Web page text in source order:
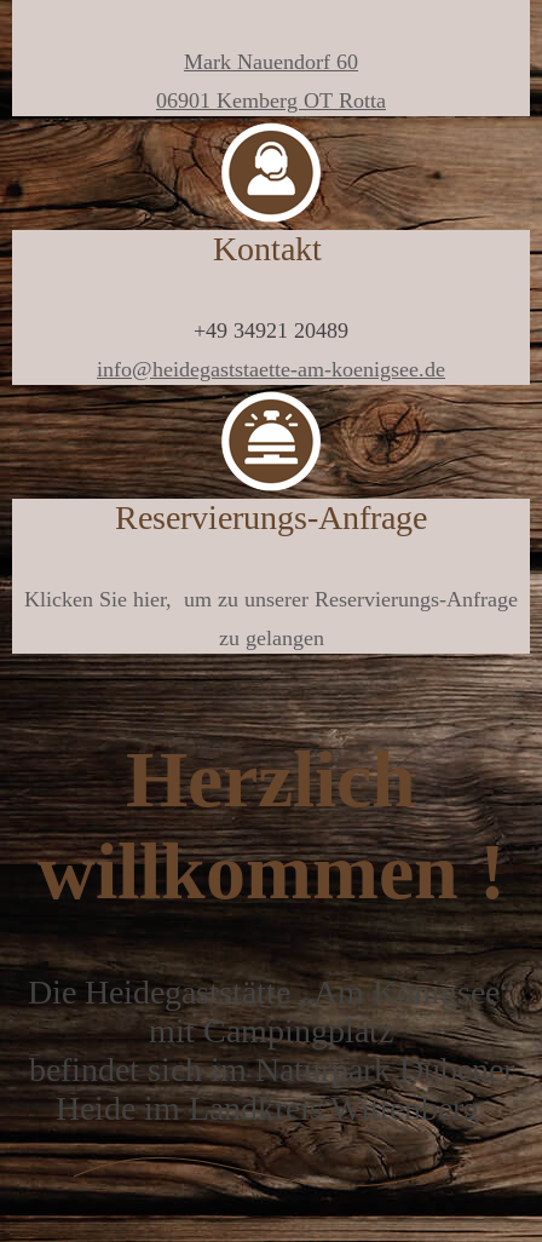
Mark Nauendorf 60
06901 Kemberg OT Rotta
Kontakt
+49 34921 20489
info@heidegaststaette-am-koenigsee.de
Reservierungs-Anfrage
Klicken Sie hier, um zu unserer Reservierungs-Anfrage
zu gelangen
Herzlich
willkommen !
Die Heidegaststätte „Am Königsee“
mit Campingplatz
befindet sich im Naturpark Dübener
Heide im Landkreis Wittenberg.